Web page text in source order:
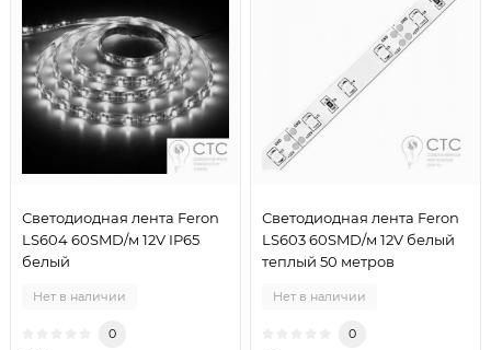
Светодиодная лента Feron
LS604 60SMD/м 12V IP65
белый
Нет в наличии
0
Светодиодная лента Feron
LS603 60SMD/м 12V белый
теплый 50 метров
Нет в наличии
0